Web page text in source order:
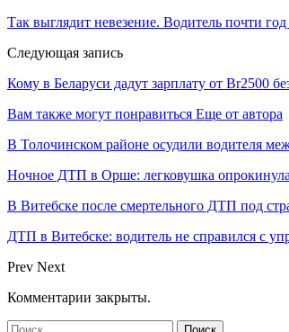
Так выглядит невезение. Водитель почти
Следующая запись
Кому в Беларуси дадут зарплату от Br2500
Вам также могут понравиться Еще от автора
В Толочинском районе осудили водителя
Ночное ДТП в Орше: легковушка
В Витебске после смертельного ДТП под
ДТП в Витебске: водитель не справился с
Prev Next
Комментарии закрыты.